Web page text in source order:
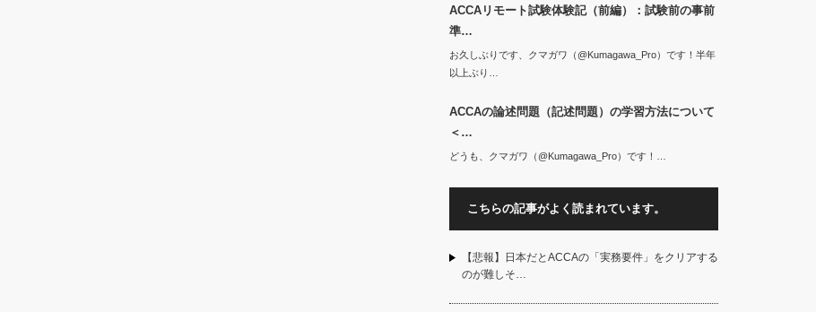
ACCAリモート試験体験記（前編）：試験前の事前
準…
お久しぶりです、クマガワ（@Kumagawa_Pro）です！半年
以上ぶり…
ACCAの論述問題（記述問題）の学習方法について
＜…
どうも、クマガワ（@Kumagawa_Pro）です！…
こちらの記事がよく読まれています。
【悲報】日本だとACCAの「実務要件」をクリアする
のが難しそ…